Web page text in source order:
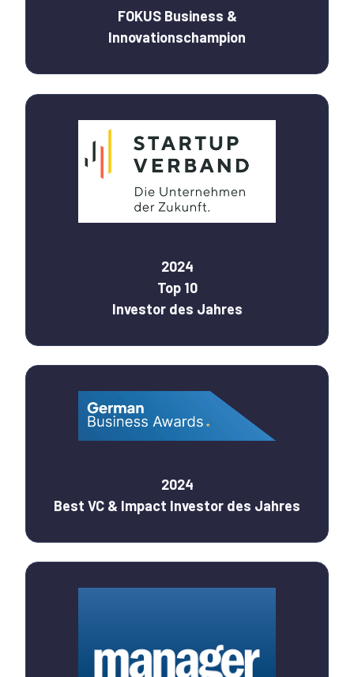
FOKUS Business &
Innovationschampion
2024
Top 10
Investor des Jahres
2024
Best VC & Impact Investor des Jahres